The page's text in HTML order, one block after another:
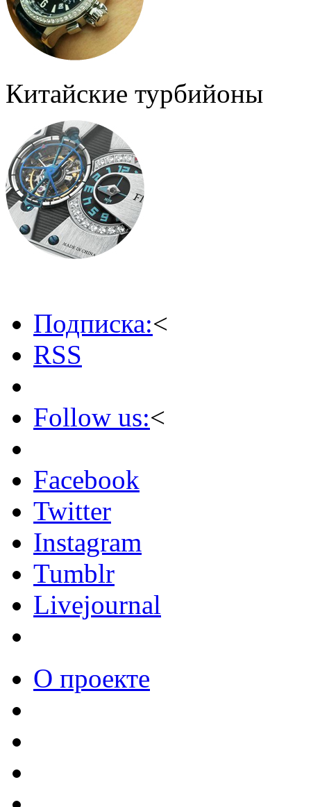
Китайские турбийоны
Подписка:<
RSS
Follow us:<
Facebook
Twitter
Instagram
Tumblr
Livejournal
О проекте